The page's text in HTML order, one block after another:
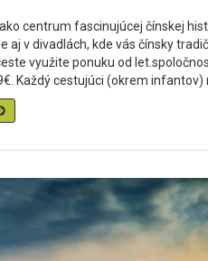
centrum fascinujúcej čínskej
aj v divadlách, kde vás čínsky
využite ponuku od
Každý cestujúci (okrem infantov)